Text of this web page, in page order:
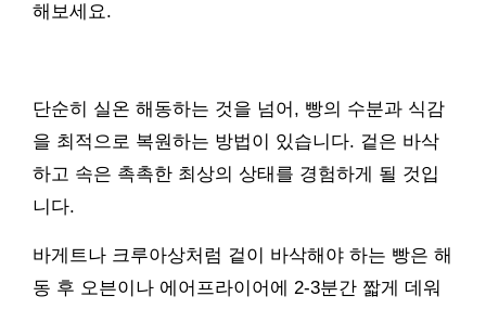
해보세요.
단순히 실온 해동하는 것을 넘어, 빵의 수분과 식감
을 최적으로 복원하는 방법이 있습니다. 겉은 바삭
하고 속은 촉촉한 최상의 상태를 경험하게 될 것입
니다.
바게트나 크루아상처럼 겉이 바삭해야 하는 빵은 해
동 후 오븐이나 에어프라이어에 2-3분간 짧게 데워